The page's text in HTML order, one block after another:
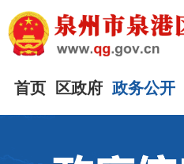
首页 区政府 政务公开